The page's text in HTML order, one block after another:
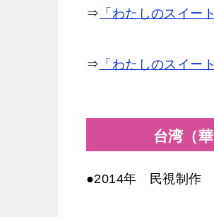
⇒ 「わたしのスイー
⇒ 「わたしのスイー
台湾（
●2014年 民視制作